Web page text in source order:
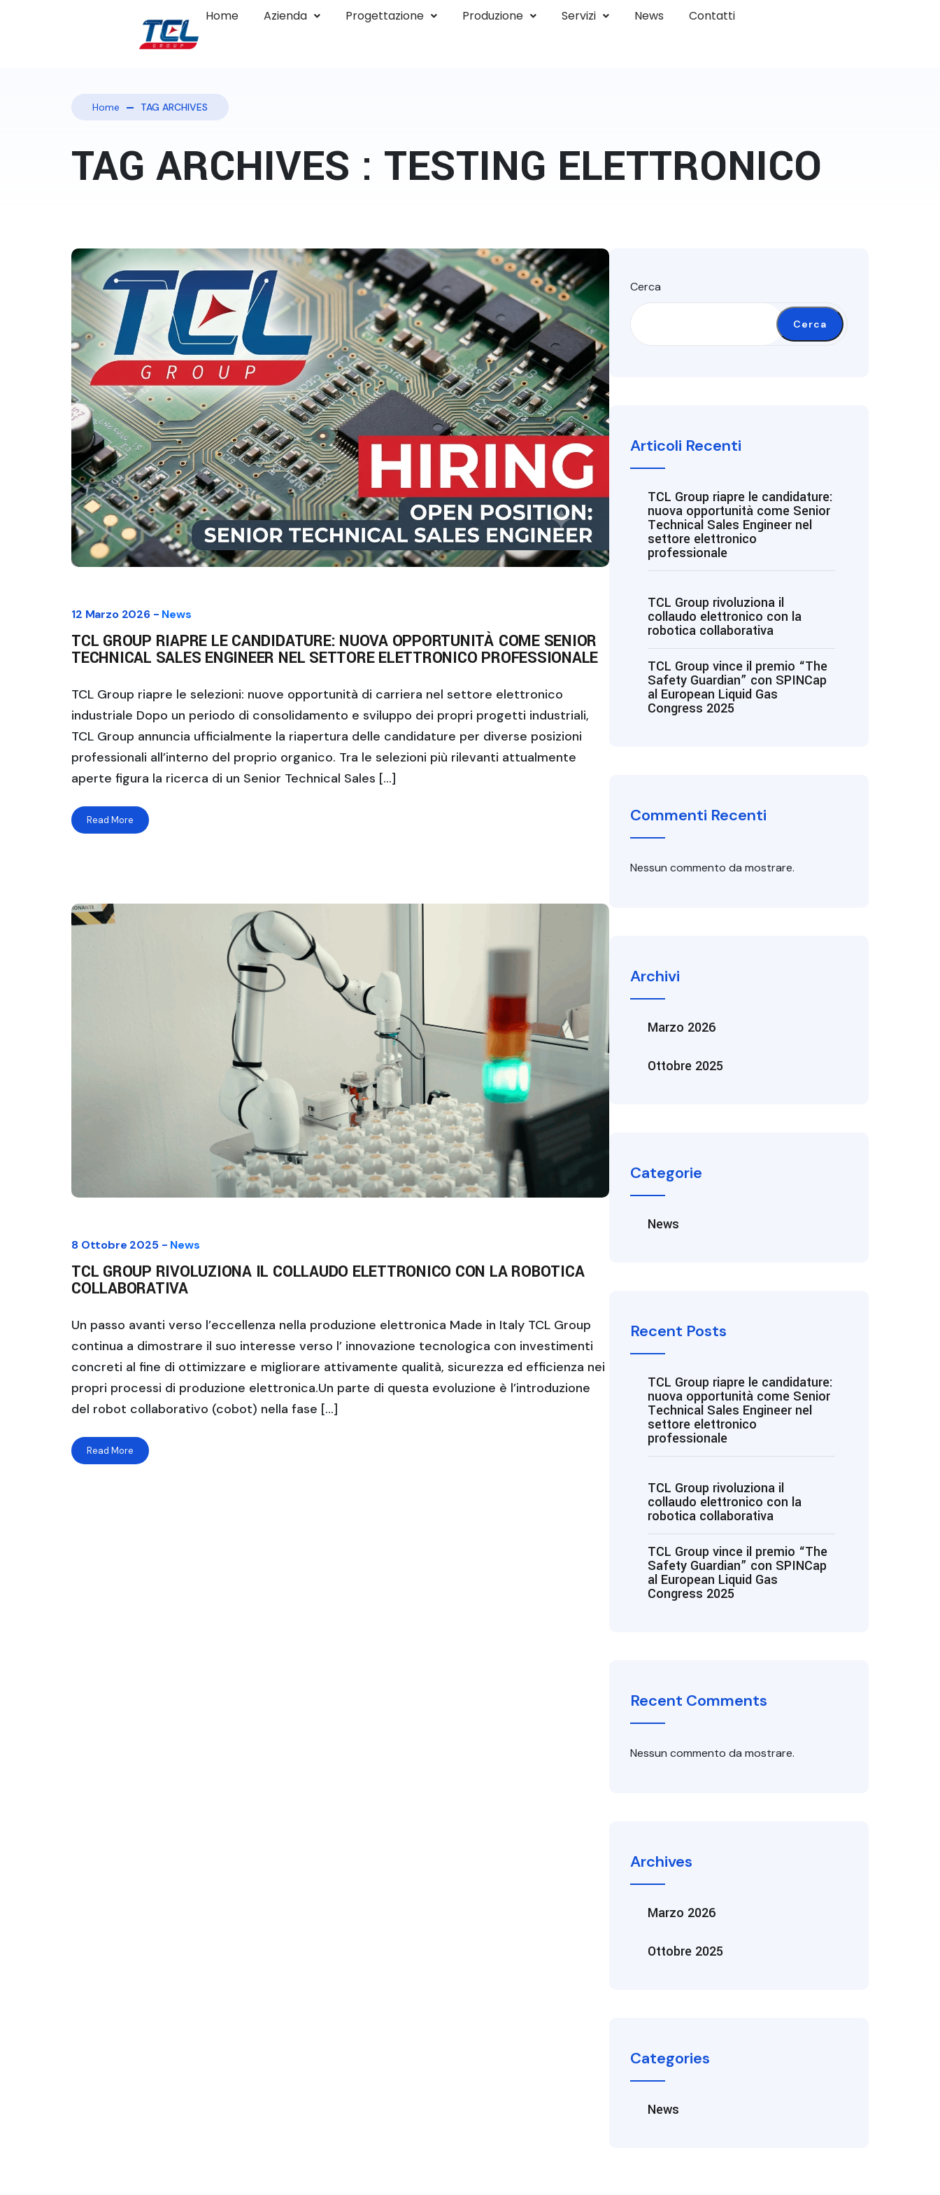
Home Azienda Progettazione Produzione Servizi News Contatti
Home TAG ARCHIVES
TAG ARCHIVES : TESTING ELETTRONICO
12 Marzo 2026 - News
TCL GROUP RIAPRE LE CANDIDATURE: NUOVA OPPORTUNITÀ COME SENIOR
TECHNICAL SALES ENGINEER NEL SETTORE ELETTRONICO PROFESSIONALE
TCL Group riapre le selezioni: nuove opportunità di carriera nel settore elettronico
industriale Dopo un periodo di consolidamento e sviluppo dei propri progetti industriali,
TCL Group annuncia ufficialmente la riapertura delle candidature per diverse posizioni
professionali all’interno del proprio organico. Tra le selezioni più rilevanti attualmente
aperte figura la ricerca di un Senior Technical Sales […]
Read More
8 Ottobre 2025 - News
TCL GROUP RIVOLUZIONA IL COLLAUDO ELETTRONICO CON LA ROBOTICA
COLLABORATIVA
Un passo avanti verso l’eccellenza nella produzione elettronica Made in Italy TCL Group
continua a dimostrare il suo interesse verso l’ innovazione tecnologica con investimenti
concreti al fine di ottimizzare e migliorare attivamente qualità, sicurezza ed efficienza nei
propri processi di produzione elettronica.Un parte di questa evoluzione è l’introduzione
del robot collaborativo (cobot) nella fase […]
Read More
Cerca
Cerca
Articoli Recenti
TCL Group riapre le candidature:
nuova opportunità come Senior
Technical Sales Engineer nel
settore elettronico
professionale
TCL Group rivoluziona il
collaudo elettronico con la
robotica collaborativa
TCL Group vince il premio “The
Safety Guardian” con SPINCap
al European Liquid Gas
Congress 2025
Commenti Recenti
Nessun commento da mostrare.
Archivi
Marzo 2026
Ottobre 2025
Categorie
News
Recent Posts
TCL Group riapre le candidature:
nuova opportunità come Senior
Technical Sales Engineer nel
settore elettronico
professionale
TCL Group rivoluziona il
collaudo elettronico con la
robotica collaborativa
TCL Group vince il premio “The
Safety Guardian” con SPINCap
al European Liquid Gas
Congress 2025
Recent Comments
Nessun commento da mostrare.
Archives
Marzo 2026
Ottobre 2025
Categories
News